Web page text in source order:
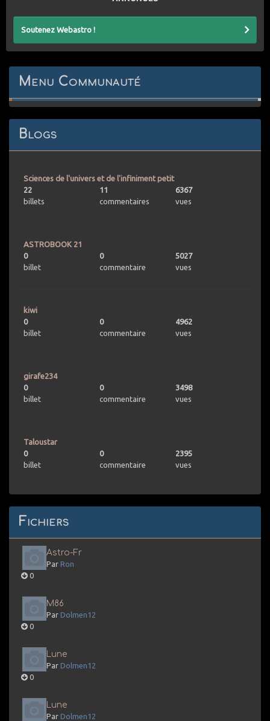
Soutenez Webastro !
Menu Communauté
Blogs
Sciences de l'univers et de l'infiniment petit
22
billets
11
commentaires
6367
vues
ASTROBOOK 21
0
billet
0
commentaire
5027
vues
kiwi
0
billet
0
commentaire
4962
vues
girafe234
0
billet
0
commentaire
3498
vues
Taloustar
0
billet
0
commentaire
2395
vues
Fichiers
Astro-Fr
Par Ron
0
M86
Par Dolmen12
0
Lune
Par Dolmen12
0
Lune
Par Dolmen12